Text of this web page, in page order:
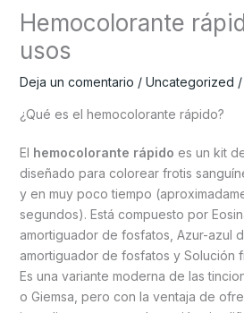
Hemocolorante
usos
Deja un comentario / Uncategorized
¿Qué es el hemocolorante rápido?
El hemocolorante rápido es un kit
diseñado para colorear frotis
y en muy poco tiempo
segundos). Está compuesto por
amortiguador de fosfatos, Azur-azul
amortiguador de fosfatos y Solución
Es una variante moderna de las
o Giemsa, pero con la ventaja de